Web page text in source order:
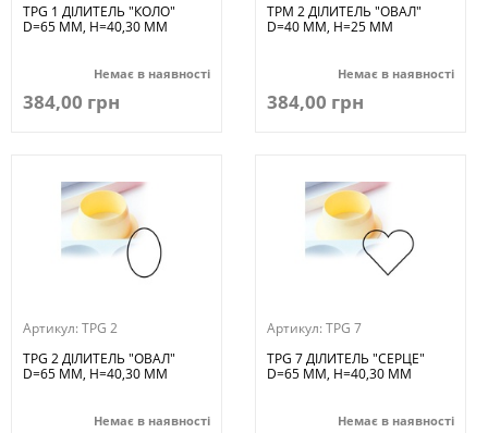
TPG 1 ДІЛИТЕЛЬ "КОЛО"
D=65 MM, H=40,30 MM
Немає в наявності
384,00 грн
TPM 2 ДІЛИТЕЛЬ "ОВАЛ"
D=40 MM, H=25 MM
Немає в наявності
384,00 грн
Артикул: TPG 2
TPG 2 ДІЛИТЕЛЬ "ОВАЛ"
D=65 MM, H=40,30 MM
Немає в наявності
Артикул: TPG 7
TPG 7 ДІЛИТЕЛЬ "СЕРЦЕ"
D=65 MM, H=40,30 MM
Немає в наявності